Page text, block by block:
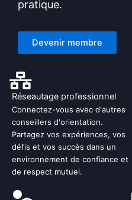
pratique.
Devenir membre
Réseautage professionnel
Connectez-vous avec d'autres
conseillers d'orientation.
Partagez vos expériences, vos
défis et vos succès dans un
environnement de confiance et
de respect mutuel.